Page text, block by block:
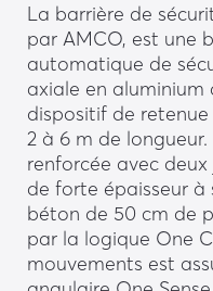
La barrière de
par AMCO, est une
automatique de
axiale en aluminium
dispositif de
2 à 6 m de
renforcée avec
de forte épaisseur à
béton de 50 cm de
par la logique One
mouvements est